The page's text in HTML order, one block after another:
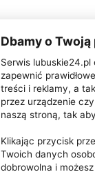
Dbamy o
Serwis
zapewnić
treści i reklamy, a
przez urządzenie
naszą stroną, tak
Klikając przycisk
Twoich danych
dobrowolna i